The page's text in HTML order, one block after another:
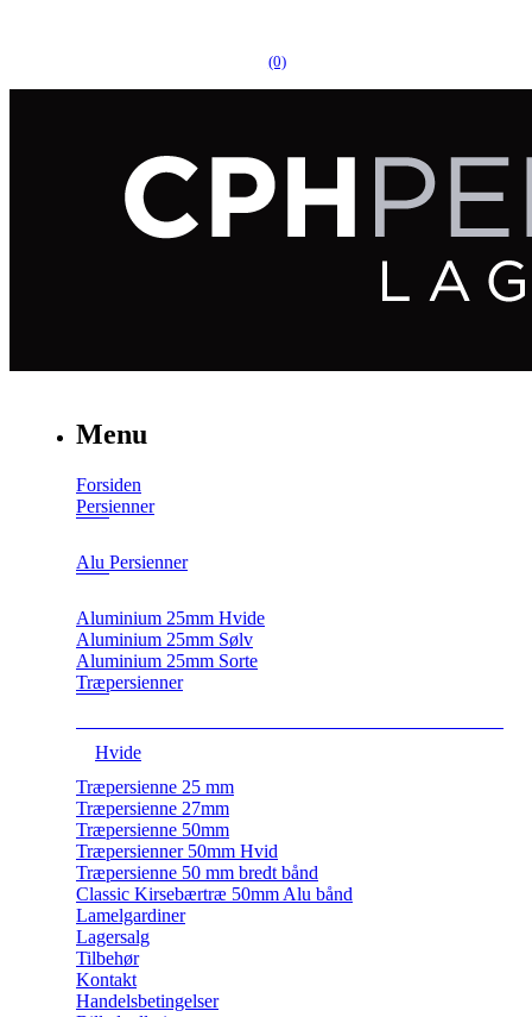
(0)
Menu
Forsiden
Persienner
Alu Persienner
Aluminium 25mm Hvide
Aluminium 25mm Sølv
Aluminium 25mm Sorte
Træpersienner
Hvide
Træpersienne 25 mm
Træpersienne 27mm
Træpersienne 50mm
Træpersienner 50mm Hvid
Træpersienne 50 mm bredt bånd
Classic Kirsebærtræ 50mm Alu bånd
Lamelgardiner
Lagersalg
Tilbehør
Kontakt
Handelsbetingelser